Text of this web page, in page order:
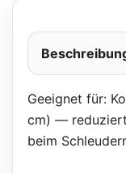
Geeignet für:
cm) —
beim